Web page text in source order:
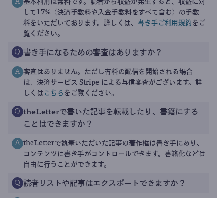
A 基本利用は無料です。読者から収益が発生すると、収益に対
して17%（決済手数料や入金手数料をすべて含む）の手数
料をいただいております。詳しくは、 書き手ご利用規約 をご
覧ください。
Q 書き手になるための審査はありますか？
A 審査はありません。ただし有料の配信を開始される場合
は、決済サービス Stripe による与信審査がございます。詳
しくは こちら をご覧ください。
Q theLetterで書いた記事を転載したり、書籍にする
ことはできますか？
A theLetterで執筆いただいた記事の著作権は書き手にあり、
コンテンツは書き手がコントロールできます。書籍化などは
自由に行うことができます。
Q 読者リストや記事はエクスポートできますか？